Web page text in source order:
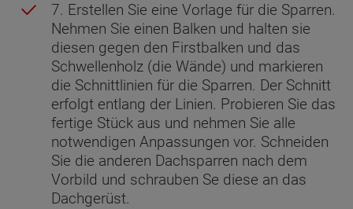
7. Erstellen Sie eine Vorlage für die Sparren.
Nehmen Sie einen Balken und halten sie
diesen gegen den Firstbalken und das
Schwellenholz (die Wände) und markieren
die Schnittlinien für die Sparren. Der Schnitt
erfolgt entlang der Linien. Probieren Sie das
fertige Stück aus und nehmen Sie alle
notwendigen Anpassungen vor. Schneiden
Sie die anderen Dachsparren nach dem
Vorbild und schrauben Se diese an das
Dachgerüst.